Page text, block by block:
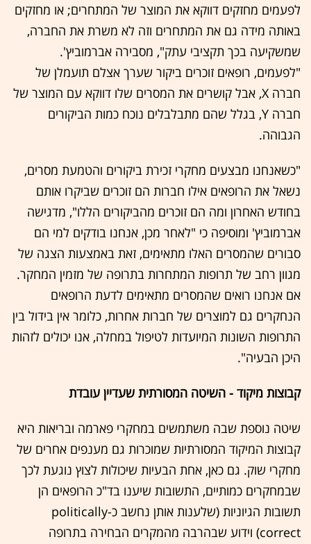
לפעמים מחזקים דווקא את המוצר של המתחרים; או מחזקים
באותה מידה גם את המתחרים וזה לא משרת את החברה,
שמשקיעה בכך תקציבי עתק", מסבירה אברמוביץ'.
"לפעמים, רופאים זוכרים ביקור שערך אצלם תועמלן של
חברה X, אבל קושרים את המסרים שלו דווקא עם המוצר של
חברה Y, בגלל שהם מתבלבלים נוכח כמות הביקורים
הגבוהה.
"כשאנחנו מבצעים מחקרי זכירת ביקורים והטמעת מסרים,
נשאל את הרופאים אילו חברות הם זוכרים שביקרו אותם
בחודש האחרון ומה הם זוכרים מהביקורים הללו", מדגישה
אברמוביץ' ומוסיפה כי "לאחר מכן, אנחנו בודקים למי הם
סבורים שהמסרים האלו מתאימים, זאת באמצעות הצגה של
מגוון רחב של תרופות המתחרות בתרופה של מזמין המחקר.
אם אנחנו רואים שהמסרים מתאימים לדעת הרופאים
הנחקרים גם למוצרים של חברות אחרות, כלומר אין בידול בין
התרופות השונות המיועדות לטיפול במחלה, אנו יכולים לזהות
היכן הבעיה".
קבוצות מיקוד - השיטה המסורתית שעדיין עובדת
שיטה נוספת שבה משתמשים במחקרי פארמה ובריאות היא
קבוצות המיקוד המסורתיות שמוכרות גם מענפים אחרים של
מחקרי שוק. גם כאן, אחת הבעיות שיכולות לצוץ נוגעת לכך
שבמחקרים כמותיים, התשובות שיענו בד"כ הרופאים הן
תשובות הגיוניות (שלענות אותן נחשב כ-politically
correct) וידוע שבהרבה מהמקרים הבחירה בתרופה